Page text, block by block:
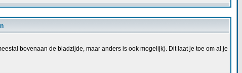
bovenaan de bladzijde, maar anders is ook mogelijk). Dit laat je toe om al je